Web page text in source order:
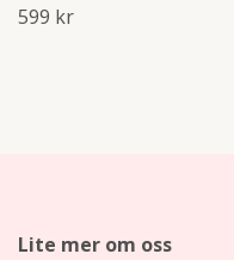
599 kr
Lite mer om oss